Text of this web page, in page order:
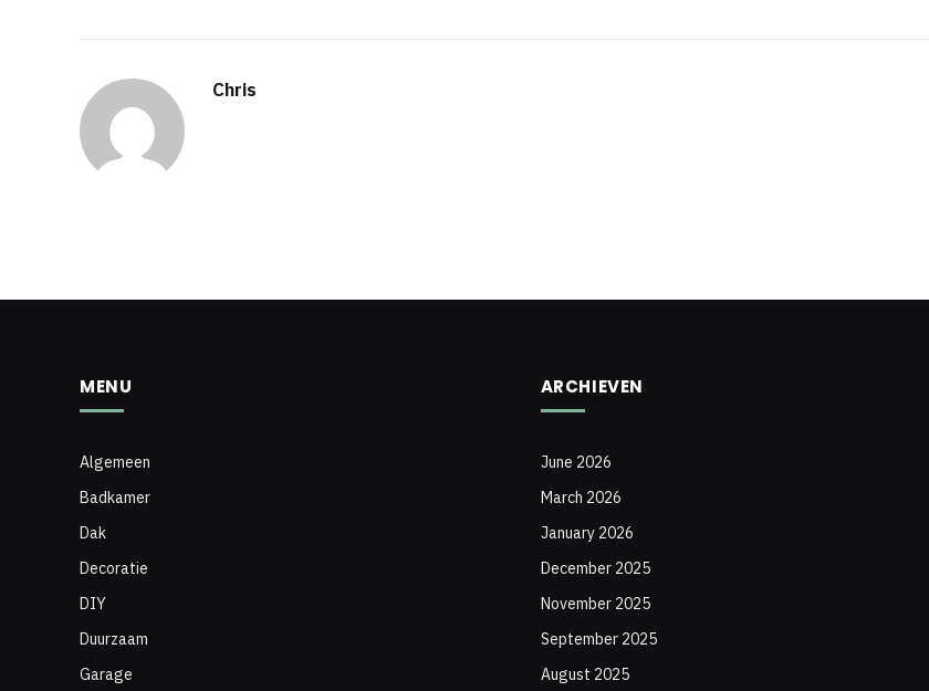
Chris
MENU
Algemeen
Badkamer
Dak
Decoratie
DIY
Duurzaam
Garage
ARCHIEVEN
June 2026
March 2026
January 2026
December 2025
November 2025
September 2025
August 2025